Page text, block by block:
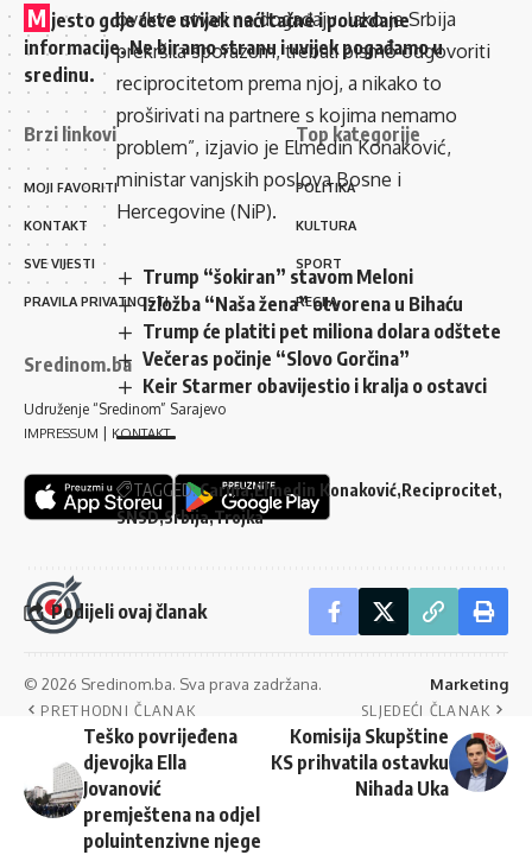
ovakve stvari ne događaju. Iako je Srbija
prekršila sporazum, trebali bismo odgovoriti
reciprocitetom prema njoj, a nikako to
proširivati na partnere s kojima nemamo
problem”, izjavio je Elmedin Konaković,
ministar vanjskih poslova Bosne i
Hercegovine (NiP).
Trump “šokiran” stavom Meloni
Izložba “Naša žena” otvorena u Bihaću
Trump će platiti pet miliona dolara odštete
Večeras počinje “Slovo Gorčina”
Keir Starmer obavijestio i kralja o ostavci
TAGGED:Carina Elmedin Konaković Reciprocitet
SNSD Srbija Trojka
Podijeli ovaj članak
PRETHODNI ČLANAK
Teško povrijeđena
djevojka Ella
Jovanović
premještena na odjel
poluintenzivne njege
SLJEDEĆI ČLANAK
Komisija Skupštine
KS prihvatila ostavku
Nihada Uka
M jesto gdje ćete uvijek naći tačne i pouzdane
informacije. Ne biramo stranu i uvijek pogađamo u
sredinu.
Brzi linkovi
MOJI FAVORITI
KONTAKT
SVE VIJESTI
PRAVILA PRIVATNOSTI
Top kategorije
POLITIKA
KULTURA
SPORT
REGIJA
Sredinom.ba
Udruženje “Sredinom” Sarajevo
IMPRESSUM KONTAKT
Pratite nas
© 2026 Sredinom.ba. Sva prava zadržana. Marketing